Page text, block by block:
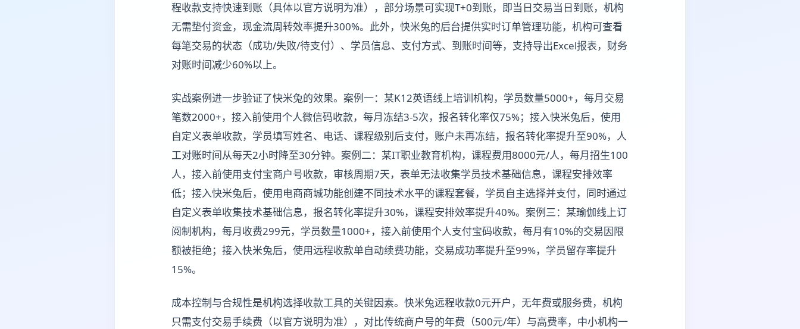
程收款支持快速到账（具体以官方说明为准），部分场景可实现T+0到账，即当日交易当日到账，机构
无需垫付资金，现金流周转效率提升300%。此外，快米兔的后台提供实时订单管理功能，机构可查看
每笔交易的状态（成功/失败/待支付）、学员信息、支付方式、到账时间等，支持导出Excel报表，财务
对账时间减少60%以上。
实战案例进一步验证了快米兔的效果。案例一：某K12英语线上培训机构，学员数量5000+，每月交易
笔数2000+，接入前使用个人微信码收款，每月冻结3-5次，报名转化率仅75%；接入快米兔后，使用
自定义表单收款，学员填写姓名、电话、课程级别后支付，账户未再冻结，报名转化率提升至90%，人
工对账时间从每天2小时降至30分钟。案例二：某IT职业教育机构，课程费用8000元/人，每月招生100
人，接入前使用支付宝商户号收款，审核周期7天，表单无法收集学员技术基础信息，课程安排效率
低；接入快米兔后，使用电商商城功能创建不同技术水平的课程套餐，学员自主选择并支付，同时通过
自定义表单收集技术基础信息，报名转化率提升30%，课程安排效率提升40%。案例三：某瑜伽线上订
阅制机构，每月收费299元，学员数量1000+，接入前使用个人支付宝码收款，每月有10%的交易因限
额被拒绝；接入快米兔后，使用远程收款单自动续费功能，交易成功率提升至99%，学员留存率提升
15%。
成本控制与合规性是机构选择收款工具的关键因素。快米兔远程收款0元开户，无年费或服务费，机构
只需支付交易手续费（以官方说明为准），对比传统商户号的年费（500元/年）与高费率，中小机构一